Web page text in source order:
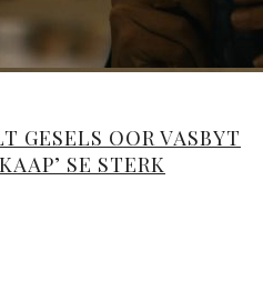
GESELS OOR VASBYT
SE STERK